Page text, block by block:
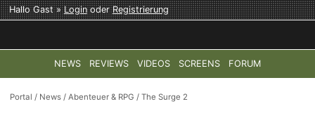
Hallo Gast »LoginoderRegistrierung
NEWS REVIEWS VIDEOS SCREENS FORUM
TOP-THEMEN: COD: MODERN WARFARE 4 HALO:
Portal / News /Abenteuer & RPG /The Surge 2